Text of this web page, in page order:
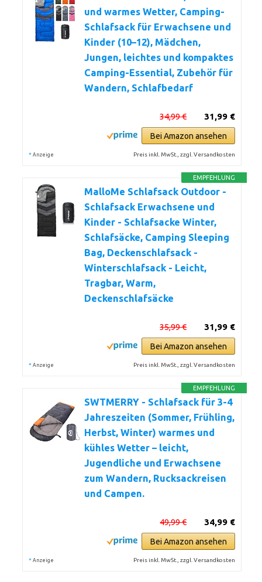
und warmes Wetter, Camping-
Schlafsack für Erwachsene und
Kinder (10–12), Mädchen,
Jungen, leichtes und kompaktes
Camping-Essential, Zubehör für
Wandern, Schlafbedarf
31,99 €
34,99 €
Bei Amazon ansehen
* Anzeige Preis inkl. MwSt., zzgl. Versandkosten
EMPFEHLUNG
MalloMe Schlafsack Outdoor -
Schlafsack Erwachsene und
Kinder - Schlafsacke Winter,
Schlafsäcke, Camping Sleeping
Bag, Deckenschlafsack -
Winterschlafsack - Leicht,
Tragbar, Warm,
Deckenschlafsäcke
31,99 €
35,99 €
Bei Amazon ansehen
* Anzeige Preis inkl. MwSt., zzgl. Versandkosten
EMPFEHLUNG
SWTMERRY - Schlafsack für 3-4
Jahreszeiten (Sommer, Frühling,
Herbst, Winter) warmes und
kühles Wetter – leicht,
Jugendliche und Erwachsene
zum Wandern, Rucksackreisen
und Campen.
34,99 €
49,99 €
Bei Amazon ansehen
* Anzeige Preis inkl. MwSt., zzgl. Versandkosten